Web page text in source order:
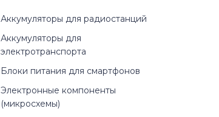
Аккумуляторы для радиостанций
Аккумуляторы для
электротранспорта
Блоки питания для смартфонов
Электронные компоненты
(микросхемы)